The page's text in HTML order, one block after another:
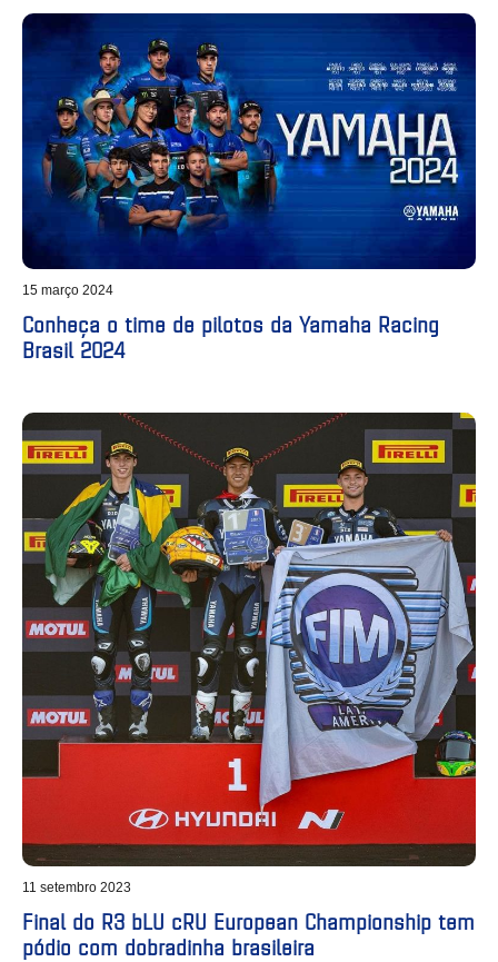
15 março 2024
Conheça o time de pilotos da Yamaha Racing
Brasil 2024
11 setembro 2023
Final do R3 bLU cRU European Championship tem
pódio com dobradinha brasileira